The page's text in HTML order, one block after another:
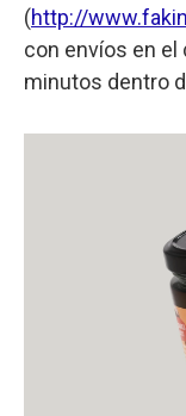
(http://
con envíos en el
minutos dentro